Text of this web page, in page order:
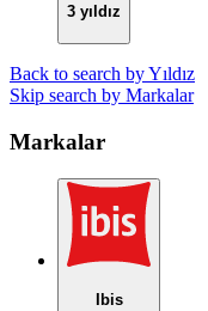
3 yıldız
Back to search by Yıldız
Skip search by Markalar
Markalar
Ibis